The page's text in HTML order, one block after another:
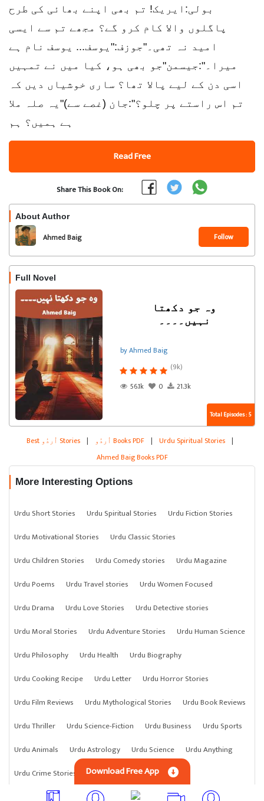
بولی:ایریک! تم بھی اپنے بھائی کی طرح
پاگلوں والا کام کرو گے؟ مجھے تم سے ایسی
امید نہ تھی۔"جوزف:"یوسف... یوسف نام ہے
میرا۔":جیسمن"جو بھی ہو، کیا میں نے تمہیں
اسی دن کے لیے پالا تھا؟ ساری خوشیاں دیں کہ
تم اس راستے پر چلو؟":جان (غصے سے)"یہ صلہ ملا
ہے ہمیں؟ ہم
Read Free
Share This Book On:
About Author
Ahmed Baig Follow
Full Novel
وہ جو دکھتا
نہیں۔۔۔۔
by Ahmed Baig
(9k)
56.1k
0 21.3k
Total Episodes : 5
Best اُردُو Stories | اُردُو Books PDF | Urdu Spiritual Stories |
Ahmed Baig Books PDF
More Interesting Options
Urdu Short Stories Urdu Spiritual Stories
Urdu Fiction Stories
Urdu Motivational Stories
Urdu Classic Stories
Urdu Children Stories
Urdu Comedy stories
Urdu Magazine
Urdu Poems
Urdu Travel stories
Urdu Women Focused
Urdu Drama
Urdu Love Stories
Urdu Detective stories
Urdu Moral Stories
Urdu Adventure Stories
Urdu Human Science
Urdu Philosophy
Urdu Health
Urdu Biography
Urdu Cooking Recipe
Urdu Letter
Urdu Horror Stories
Urdu Film Reviews
Urdu Mythological Stories
Urdu Book Reviews
Urdu Thriller
Urdu Science-Fiction Urdu Business
Urdu Sports
Urdu Animals
Urdu Astrology Urdu Science
Urdu Anything
Urdu Crime Stories
Download Free App